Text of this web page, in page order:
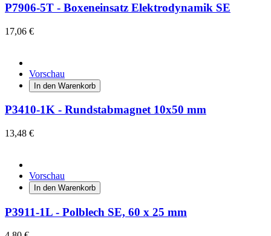
P7906-5T - Boxeneinsatz Elektrodynamik SE
17,06 €
Vorschau
In den Warenkorb
P3410-1K - Rundstabmagnet 10x50 mm
13,48 €
Vorschau
In den Warenkorb
P3911-1L - Polblech SE, 60 x 25 mm